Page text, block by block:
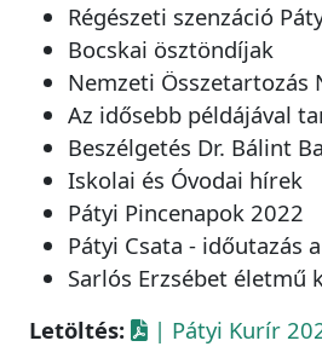
Régészeti szenzáció
Bocskai ösztöndíjak
Nemzeti Összetartozás
Az idősebb példájával
Beszélgetés Dr. Bálint
Iskolai és Óvodai hírek
Pátyi Pincenapok 2022
Pátyi Csata - időutazás
Sarlós Erzsébet életmű
Letöltés:
| Pátyi Kurír